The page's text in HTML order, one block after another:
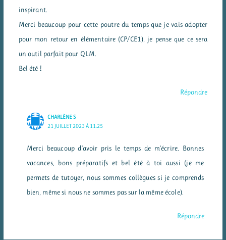
inspirant.
Merci beaucoup pour cette poutre du temps que je vais adopter
pour mon retour en élémentaire (CP/CE1), je pense que ce sera
un outil parfait pour QLM.
Bel été !
Répondre
CHARLÈNE S
21 JUILLET 2023 À 11:25
Merci beaucoup d’avoir pris le temps de m’écrire. Bonnes
vacances, bons préparatifs et bel été à toi aussi (je me
permets de tutoyer, nous sommes collègues si je comprends
bien, même si nous ne sommes pas sur la même école).
Répondre